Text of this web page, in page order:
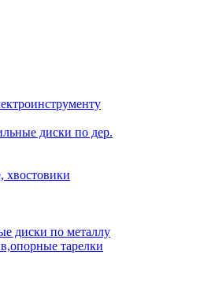
диски по дер.
хвостовики
диски по металлу
тарелки